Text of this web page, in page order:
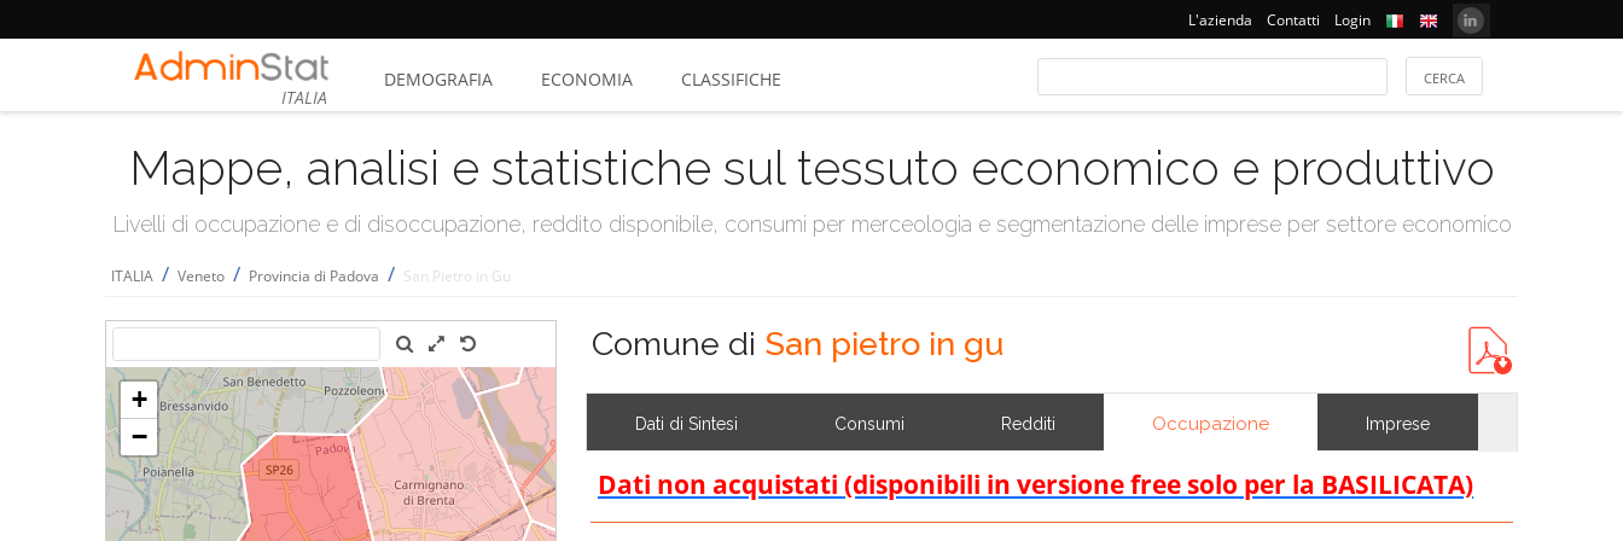
L'azienda Contatti Login
ITALIA
DEMOGRAFIA ECONOMIA CLASSIFICHE
Mappe, analisi e statistiche sul tessuto economico e produttivo
Livelli di occupazione e di disoccupazione, reddito disponibile, consumi per merceologia e segmentazione delle imprese per settore economico
ITALIA / Veneto / Provincia di Padova / San Pietro in Gu
Comune di San pietro in gu
Dati di Sintesi Consumi Redditi Occupazione Imprese
Dati non acquistati (disponibili in versione free solo per la BASILICATA)